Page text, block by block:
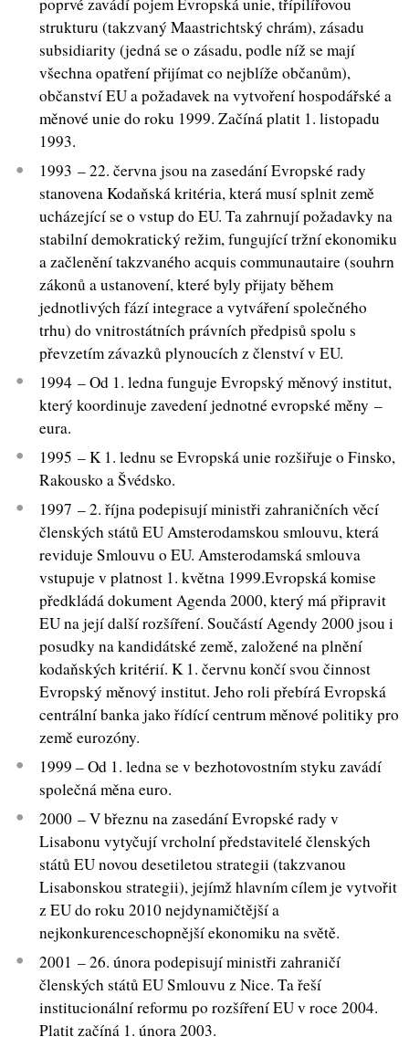
poprvé zavádí pojem Evropská unie, třípilířovou
strukturu (takzvaný Maastrichtský chrám), zásadu
subsidiarity (jedná se o zásadu, podle níž se mají
všechna opatření přijímat co nejblíže občanům),
občanství EU a požadavek na vytvoření hospodářské a
měnové unie do roku 1999. Začíná platit 1. listopadu
1993.
1993 – 22. června jsou na zasedání Evropské rady
stanovena Kodaňská kritéria, která musí splnit země
ucházející se o vstup do EU. Ta zahrnují požadavky na
stabilní demokratický režim, fungující tržní ekonomiku
a začlenění takzvaného acquis communautaire (souhrn
zákonů a ustanovení, které byly přijaty během
jednotlivých fází integrace a vytváření společného
trhu) do vnitrostátních právních předpisů spolu s
převzetím závazků plynoucích z členství v EU.
1994 – Od 1. ledna funguje Evropský měnový institut,
který koordinuje zavedení jednotné evropské měny –
eura.
1995 – K 1. lednu se Evropská unie rozšiřuje o Finsko,
Rakousko a Švédsko.
1997 – 2. října podepisují ministři zahraničních věcí
členských států EU Amsterodamskou smlouvu, která
reviduje Smlouvu o EU. Amsterodamská smlouva
vstupuje v platnost 1. května 1999.Evropská komise
předkládá dokument Agenda 2000, který má připravit
EU na její další rozšíření. Součástí Agendy 2000 jsou i
posudky na kandidátské země, založené na plnění
kodaňských kritérií. K 1. červnu končí svou činnost
Evropský měnový institut. Jeho roli přebírá Evropská
centrální banka jako řídící centrum měnové politiky pro
země eurozóny.
1999 – Od 1. ledna se v bezhotovostním styku zavádí
společná měna euro.
2000 – V březnu na zasedání Evropské rady v
Lisabonu vytyčují vrcholní představitelé členských
států EU novou desetiletou strategii (takzvanou
Lisabonskou strategii), jejímž hlavním cílem je vytvořit
z EU do roku 2010 nejdynamičtější a
nejkonkurenceschopnější ekonomiku na světě.
2001 – 26. února podepisují ministři zahraničí
členských států EU Smlouvu z Nice. Ta řeší
institucionální reformu po rozšíření EU v roce 2004.
Platit začíná 1. února 2003.